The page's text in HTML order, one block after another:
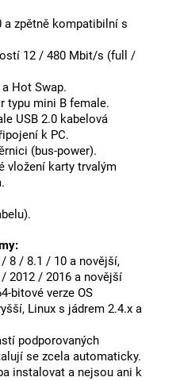
a zpětně kompatibilní s
12 / 480 Mbit/s (full /
Hot Swap.
typu mini B female.
USB 2.0 kabelová
k PC.
(bus-power).
vložení karty trvalým
8 / 8.1 / 10 a novější,
2012 / 2016 a novější
bitové verze OS
Linux s jádrem 2.4.x a
podporovaných
se zcela automaticky.
instalovat a nejsou ani k